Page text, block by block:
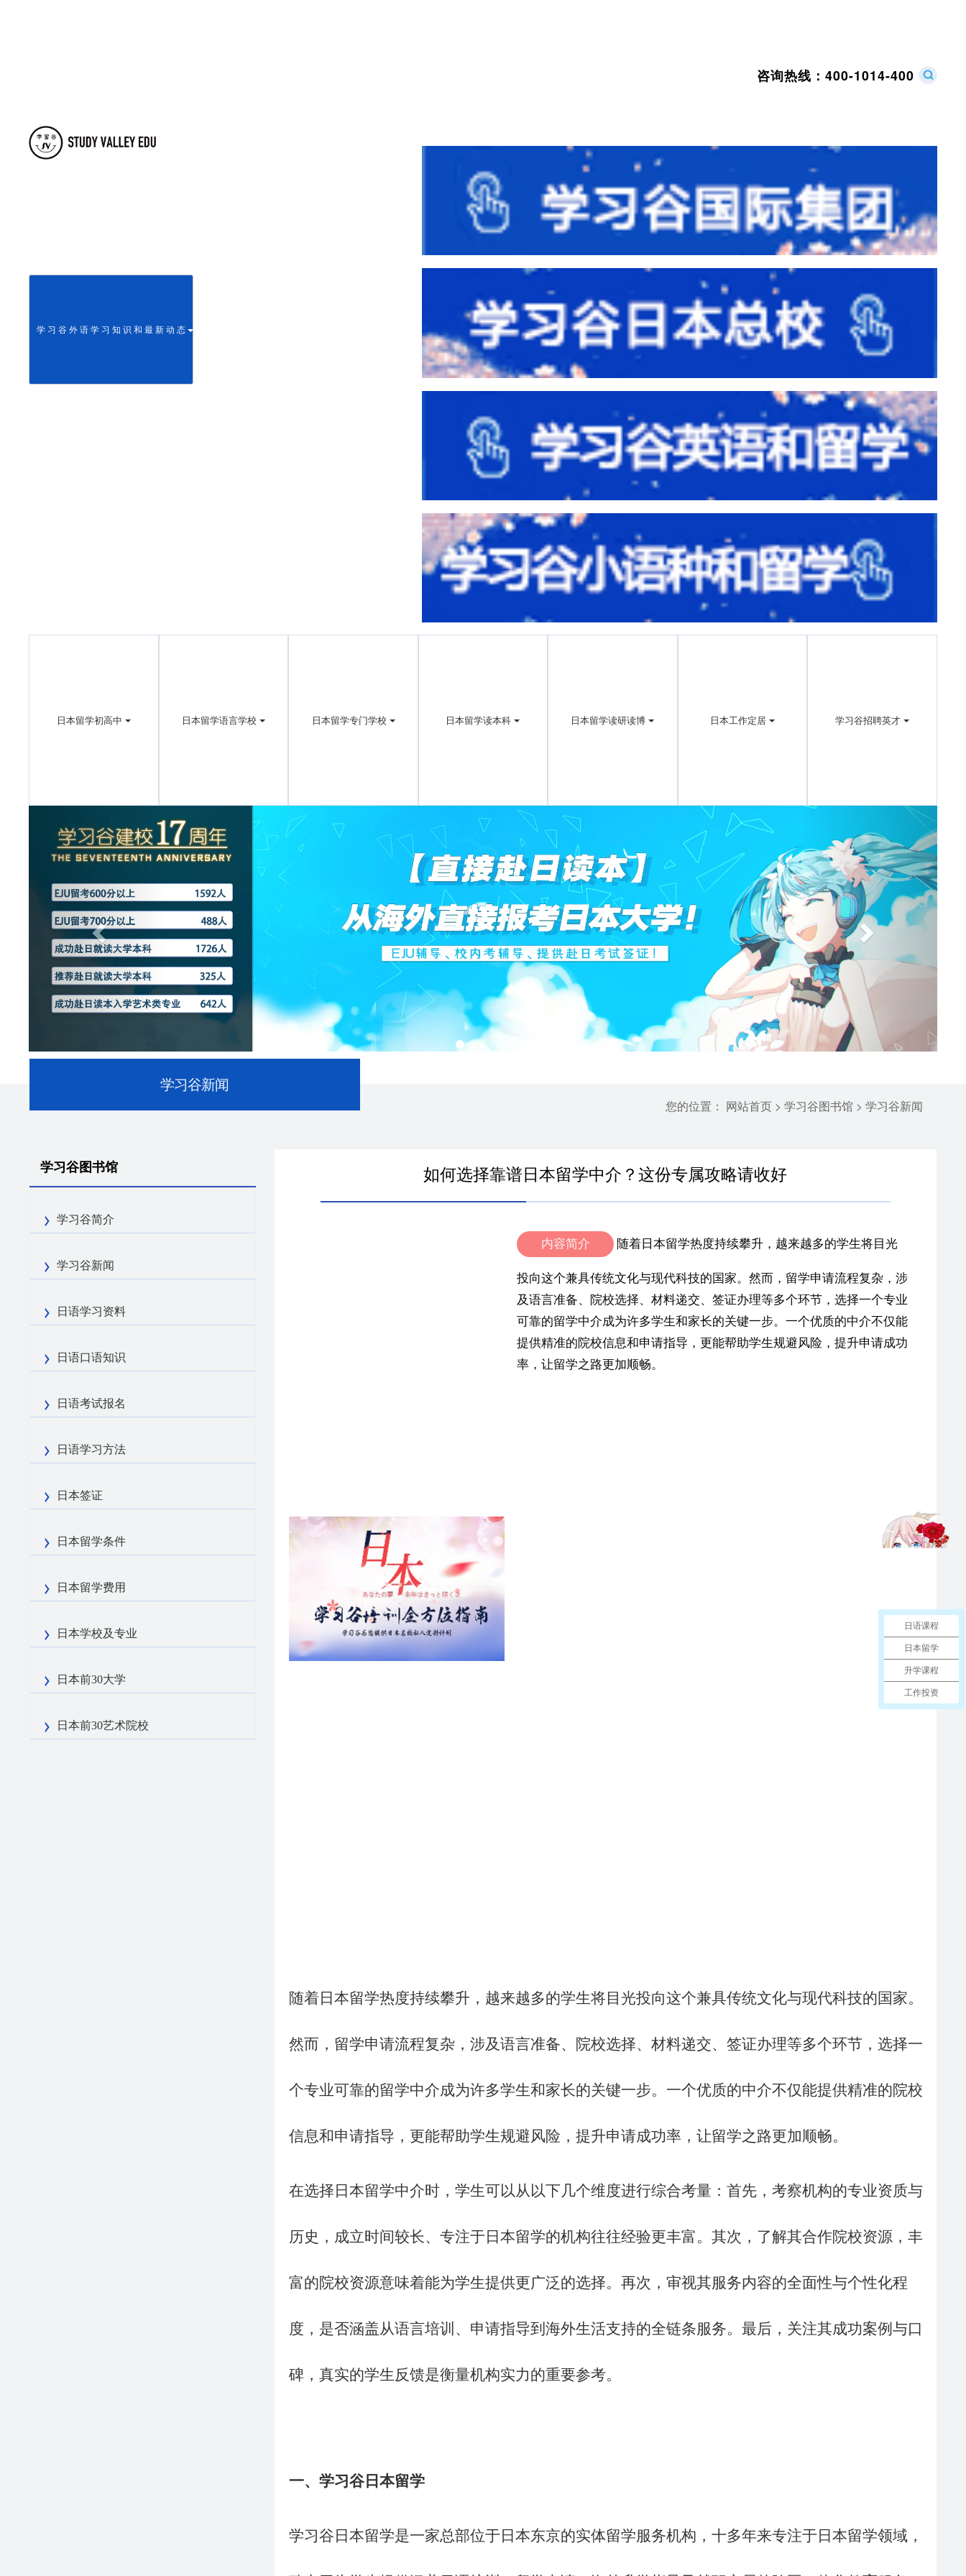
学 习 谷 外 语 学 习 知 识 和 最 新 动 态
咨询热线： 400-1014-400
日本留学初高中 日本留学语言学校 日本留学专门学校 日本留学读本科 日本留学读研读博 日本工作定居 学习谷招聘英才
学习谷新闻
您的位置：
网站首页> 学习谷图书馆> 学习谷新闻
学习谷图书馆
学习谷简介
学习谷新闻
日语学习资料
日语口语知识
日语考试报名
日语学习方法
日本签证
日本留学条件
日本留学费用
日本学校及专业
日本前30大学
日本前30艺术院校
如何选择靠谱日本留学中介？这份专属攻略请收好
内容简介 随着日本留学热度持续攀升，越来越多的学生将目光
投向这个兼具传统文化与现代科技的国家。然而，留学申请流程复杂，涉
及语言准备、院校选择、材料递交、签证办理等多个环节，选择一个专业
可靠的留学中介成为许多学生和家长的关键一步。一个优质的中介不仅能
提供精准的院校信息和申请指导，更能帮助学生规避风险，提升申请成功
率，让留学之路更加顺畅。
随着日本留学热度持续攀升，越来越多的学生将目光投向这个兼具传统文化与现代科技的国家。
然而，留学申请流程复杂，涉及语言准备、院校选择、材料递交、签证办理等多个环节，选择一
个专业可靠的留学中介成为许多学生和家长的关键一步。一个优质的中介不仅能提供精准的院校
信息和申请指导，更能帮助学生规避风险，提升申请成功率，让留学之路更加顺畅。
在选择日本留学中介时，学生可以从以下几个维度进行综合考量：首先，考察机构的专业资质与
历史，成立时间较长、专注于日本留学的机构往往经验更丰富。其次，了解其合作院校资源，丰
富的院校资源意味着能为学生提供更广泛的选择。再次，审视其服务内容的全面性与个性化程
度，是否涵盖从语言培训、申请指导到海外生活支持的全链条服务。最后，关注其成功案例与口
碑，真实的学生反馈是衡量机构实力的重要参考。
一、学习谷日本留学
学习谷日本留学是一家总部位于日本东京的实体留学服务机构，十多年来专注于日本留学领域，
日语课程
日本留学
升学课程
工作投资